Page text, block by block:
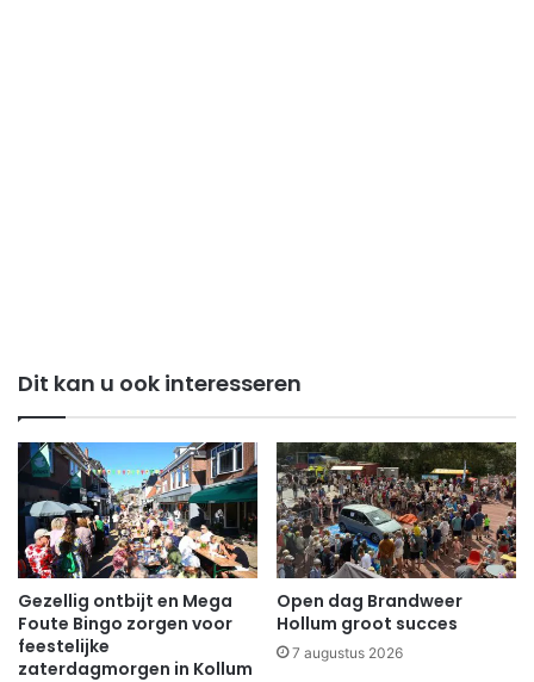
Dit kan u ook interesseren
Gezellig ontbijt en Mega
Foute Bingo zorgen voor
feestelijke
zaterdagmorgen in Kollum
Open dag Brandweer
Hollum groot succes
7 augustus 2026